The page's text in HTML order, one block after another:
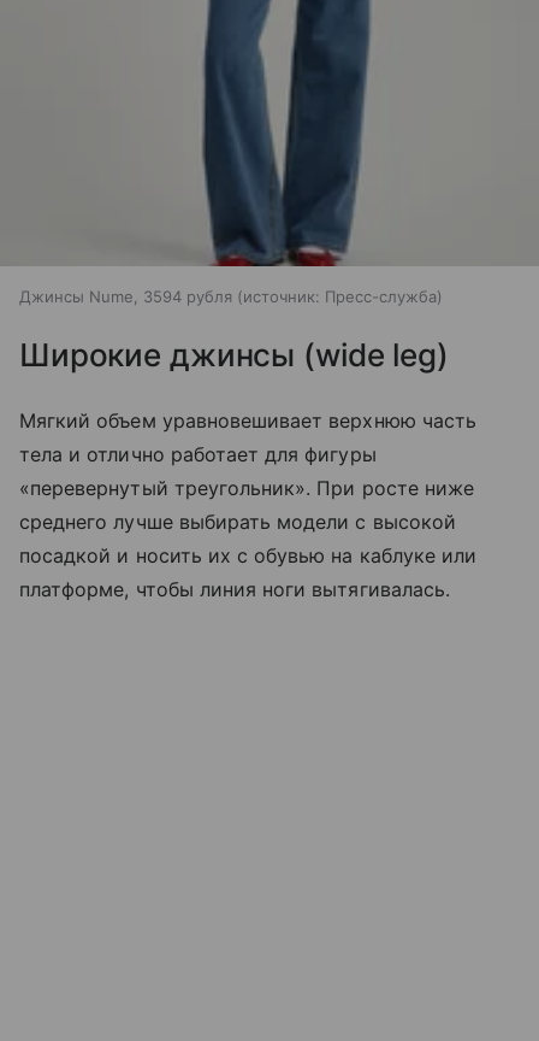
Джинсы Nume, 3594 рубля источник: Пресс-служба
Широкие джинсы (wide leg)
Мягкий объем уравновешивает верхнюю часть
тела и отлично работает для фигуры
«перевернутый треугольник». При росте ниже
среднего лучше выбирать модели с высокой
посадкой и носить их с обувью на каблуке или
платформе, чтобы линия ноги вытягивалась.